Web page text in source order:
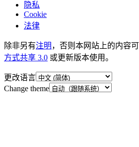
隐私
Cookie
法律
除非另有注明 ，否则本网站上的内容
方式共享 3.0 或更新版本使用。
更改语言
Change theme